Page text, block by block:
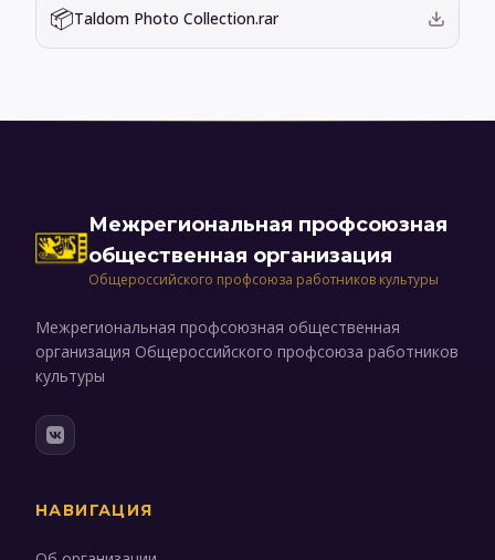
📦Taldom Photo Collection.rar
Межрегиональная профсоюзная
общественная организация
Общероссийского профсоюза работников культуры
Межрегиональная профсоюзная общественная
организация Общероссийского профсоюза работников
культуры
НАВИГАЦИЯ